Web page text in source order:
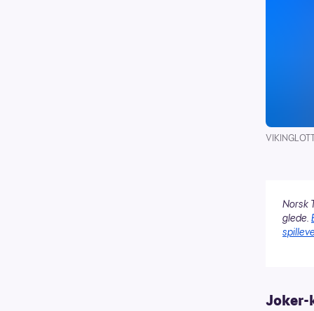
Norsk
glede.
Joker-